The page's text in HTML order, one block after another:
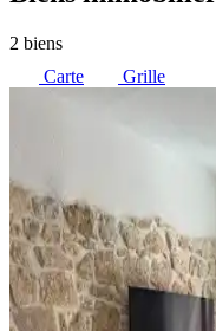
2 biens
Carte
Grille